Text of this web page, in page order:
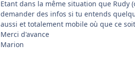
Etant dans la même situation que Rudy
demander des infos si tu entends
aussi et totalement mobile où que ce soit
Merci d'avance
Marion